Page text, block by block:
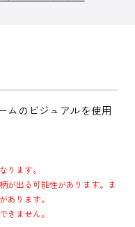
ムのビジュアルを使用
ります。
が出る可能性があります。ま
あります。
きません。